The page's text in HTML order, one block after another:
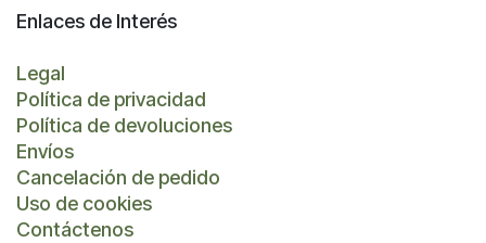
Enlaces de Interés
Legal
Política de privacidad
Política de devoluciones
Envíos
Cancelación de pedido
Uso de cookies
Contáctenos